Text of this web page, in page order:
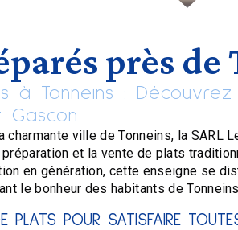
près de
à Tonneins :
Gascon
charmante ville de Tonneins, la SARL
et la vente de plats
en génération, cette enseigne se
le bonheur des habitants de
PLATS POUR SATISFAIRE